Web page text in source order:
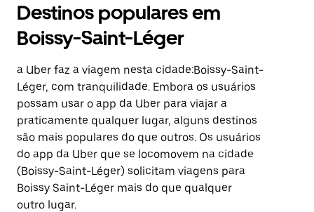
interagir
com
o
calendário
selecionar
uma
data.
Pressione
a
tecla
“ESC”
para
fechar
o
calendário.
Destinos populares em
Boissy-Saint-Léger
a Uber faz a viagem nesta cidade:Boissy-Saint-
Léger, com tranquilidade. Embora os usuários
possam usar o app da Uber para viajar a
praticamente qualquer lugar, alguns destinos
são mais populares do que outros. ⁠Os usuários
do app da Uber que se locomovem na cidade
(Boissy-Saint-Léger) solicitam viagens para
Boissy Saint-Léger mais do que qualquer
outro lugar.